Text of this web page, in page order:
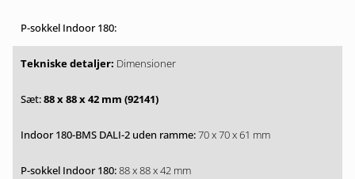
Dimensioner
88 x 88 x 42 mm (92141)
70 x 70 x 61 mm
88 x 88 x 42 mm